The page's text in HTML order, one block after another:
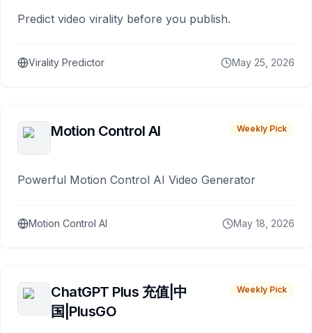
Predict video virality before you publish.
Virality Predictor May 25, 2026
Motion Control AI Weekly Pick
Powerful Motion Control AI Video Generator
Motion Control AI May 18, 2026
ChatGPT Plus 充值|中
国|PlusGO
Weekly Pick